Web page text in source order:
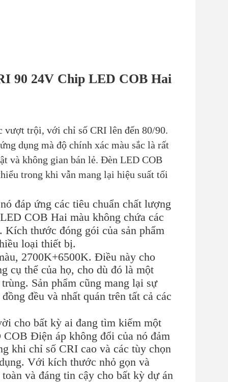
90 24V Chip LED COB Hai
vượt trội, với chỉ số CRI lên đến 80/90.
dụng mà độ chính xác màu sắc là rất
và không gian bán lẻ. Đèn LED COB
trong khi vẫn mang lại hiệu suất tối
đáp ứng các tiêu chuẩn chất lượng
COB Hai màu không chứa các
thước đóng gói của sản phẩm
loại thiết bị.
2700K+6500K. Điều này cho
cụ thể của họ, cho dù đó là một
Sản phẩm cũng mang lại sự
đều và nhất quán trên tất cả các
cho bất kỳ ai đang tìm kiếm một
Điện áp không đổi của nó đảm
khi chỉ số CRI cao và các tùy chọn
Với kích thước nhỏ gọn và
và đáng tin cậy cho bất kỳ dự án